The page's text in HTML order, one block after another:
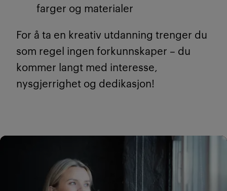
farger og materialer
For å ta en kreativ utdanning trenger du
som regel ingen forkunnskaper – du
kommer langt med interesse,
nysgjerrighet og dedikasjon!